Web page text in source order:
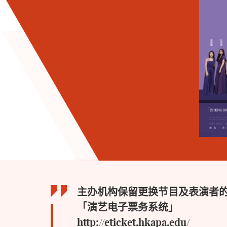
主办机构保留更换节目及表演者
「演艺电子票务系统」
http://eticket.hkapa.edu/